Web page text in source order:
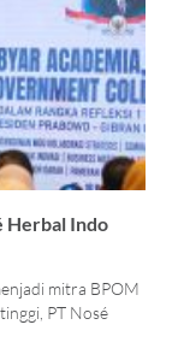
Herbal Indo
mitra BPOM
PT Nosé